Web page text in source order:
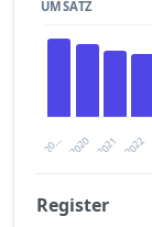
UMSATZ
20… 2021
2020 2022
Register